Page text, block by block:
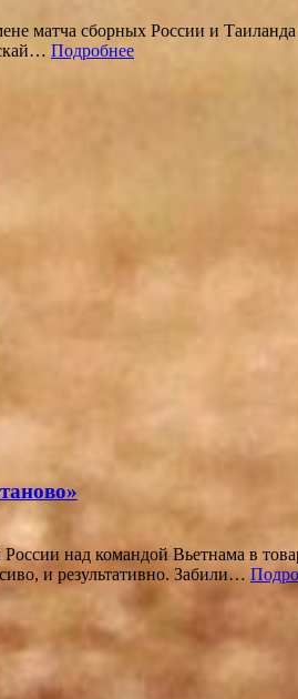
матча сборных России и
Подробнее
над командой Вьетнама в
и результативно. Забили…